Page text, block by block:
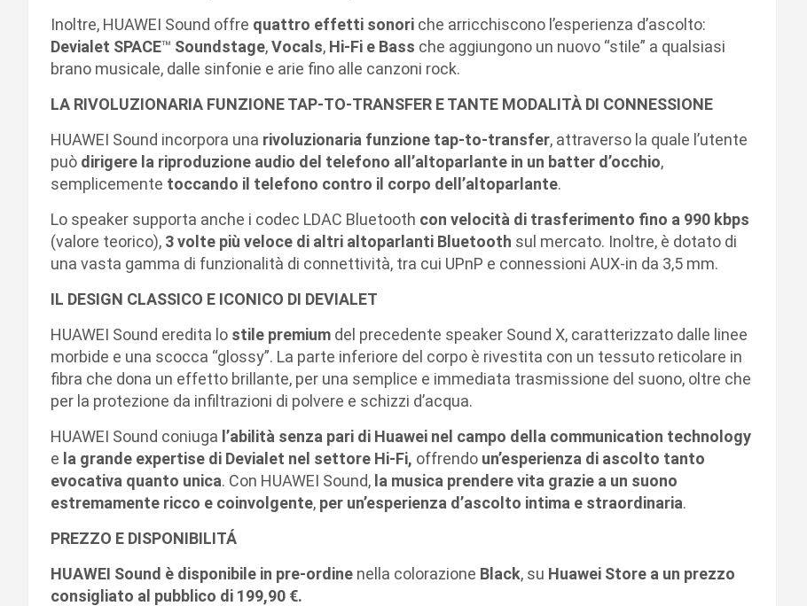
Inoltre, HUAWEI Sound offre quattro effetti sonori che arricchiscono l’esperienza d’ascolto:
Devialet SPACE™ Soundstage,Vocals, Hi-Fi e Bass che aggiungono un nuovo “stile” a qualsiasi
brano musicale, dalle sinfonie e arie fino alle canzoni rock.
LA RIVOLUZIONARIA FUNZIONE TAP-TO-TRANSFER E TANTE MODALITÀ DI CONNESSIONE
HUAWEI Sound incorpora una rivoluzionaria funzione tap-to-transfer, attraverso la quale l’utente
può dirigere la riproduzione audio del telefono all’altoparlante in un batter d’occhio,
semplicemente toccando il telefono contro il corpo dell’altoparlante.
Lo speaker supporta anche i codec LDAC Bluetooth con velocità di trasferimento fino a 990 kbps
(valore teorico), 3 volte più veloce di altri altoparlanti Bluetooth sul mercato. Inoltre, è dotato di
una vasta gamma di funzionalità di connettività, tra cui UPnP e connessioni AUX-in da 3,5 mm.
IL DESIGN CLASSICO E ICONICO DI DEVIALET
HUAWEI Sound eredita lo stile premium del precedente speaker Sound X, caratterizzato dalle linee
morbide e una scocca “glossy”. La parte inferiore del corpo è rivestita con un tessuto reticolare in
fibra che dona un effetto brillante, per una semplice e immediata trasmissione del suono, oltre che
per la protezione da infiltrazioni di polvere e schizzi d’acqua.
HUAWEI Sound coniuga l’abilità senza pari di Huawei nel campo della communication technology
e la grande expertise di Devialet nel settore Hi-Fi, offrendo un’esperienza di ascolto tanto
evocativa quanto unica. Con HUAWEI Sound, la musica prendere vita grazie a un suono
estremamente ricco e coinvolgente, per un’esperienza d’ascolto intima e straordinaria.
PREZZO E DISPONIBILITÁ
HUAWEI Sound è disponibile in pre-ordine nella colorazione Black, su Huawei Store a un prezzo
consigliato al pubblico di 199,90 €.